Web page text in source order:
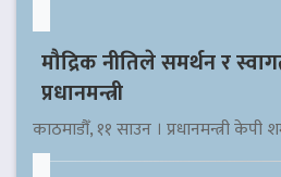
मौद्रिक नीतिले समर्थन र
प्रधानमन्त्री
काठमाडौँ, ११ साउन । प्रधानमन्त्री केपी